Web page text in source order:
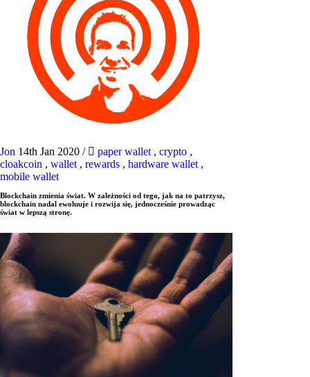
Jon 14th Jan 2020 / paper wallet , crypto ,
cloakcoin , wallet , rewards , hardware wallet ,
mobile wallet
Blockchain zmienia świat. W zależności od tego, jak na to patrzysz,
blockchain nadal ewoluuje i rozwija się, jednocześnie prowadząc
świat w lepszą stronę.